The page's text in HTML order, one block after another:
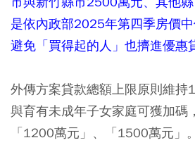
是依內政部2025年第四季房價
避免「買得起的人」也擠進優惠
外傳方案貸款總額上限原則維持
與育有未成年子女家庭可獲加碼
「1200萬元」、「1500萬元」